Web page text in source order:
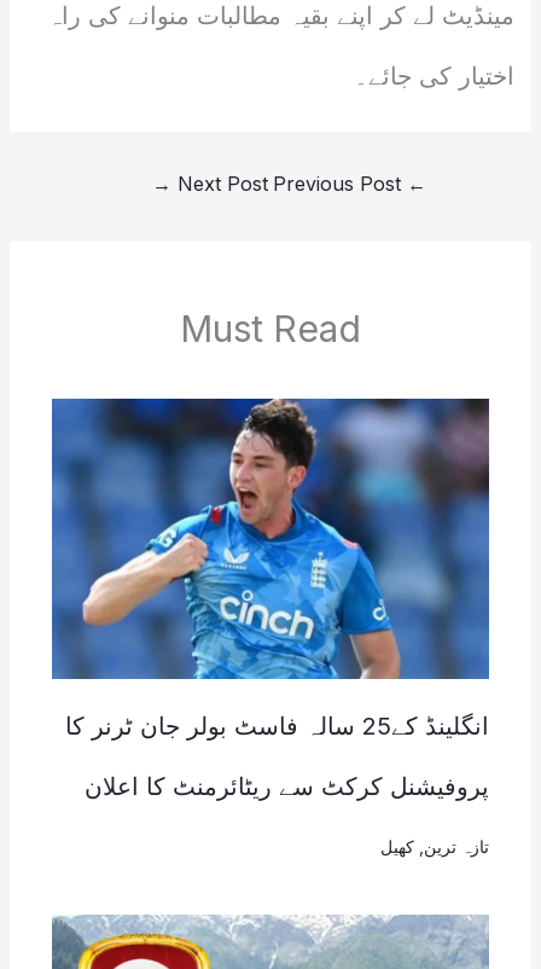
مینڈیٹ لے کر اپنے بقیہ مطالبات منوانے کی راہ
اختیار کی جائے۔
←
Next Post
→
Must Read
انگلینڈ کے25 سالہ فاسٹ بولر جان ٹرنر کا
پروفیشنل کرکٹ سے ریٹائرمنٹ کا اعلان
تازہ ترین کھیل